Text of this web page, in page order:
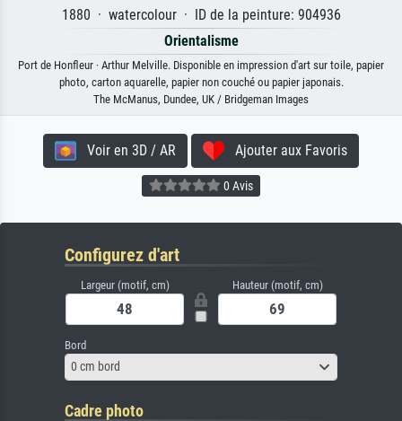
1880 · watercolour · ID de la peinture: 904936
Orientalisme
Port de Honfleur · Arthur Melville. Disponible en impression d'art sur toile, papier
photo, carton aquarelle, papier non couché ou papier japonais.
The McManus, Dundee, UK / Bridgeman Images
Voir en 3D / AR Ajouter aux Favoris
0 Avis
Configurez d'art
Largeur (motif, cm) Hauteur (motif, cm)
Bord
0 cm bord
Cadre photo